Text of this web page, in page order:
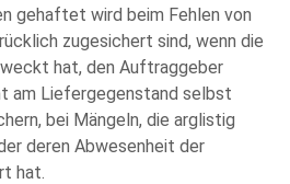
gehaftet wird beim Fehlen von
zugesichert sind, wenn die
hat, den Auftraggeber
am Liefergegenstand selbst
bei Mängeln, die arglistig
deren Abwesenheit der
hat.